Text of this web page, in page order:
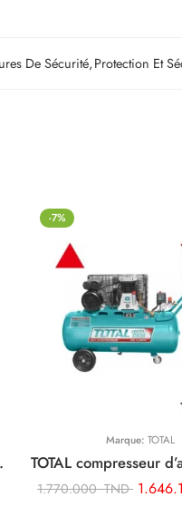
De Sécurité,Protection Et
-7%
Marque: TOTAL
1.770.000TND